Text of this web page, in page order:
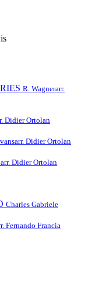
R. Wagnerarr.
Didier Ortolan
arr. Didier Ortolan
arr. Didier Ortolan
Charles Gabriele
Fernando Francia